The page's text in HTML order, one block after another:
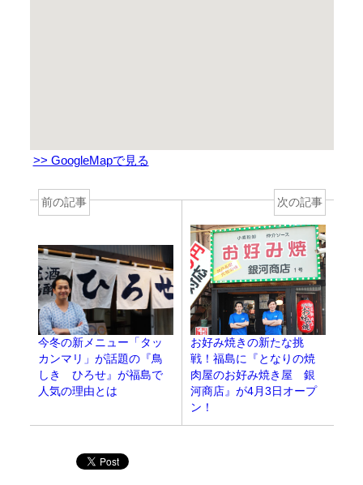
>> GoogleMapで見る
前の記事
今冬の新メニュー「タッ
カンマリ」が話題の『鳥
しき ひろせ』が福島で
人気の理由とは
次の記事
お好み焼きの新たな挑
戦！福島に『となりの焼
肉屋のお好み焼き屋 銀
河商店』が4月3日オープ
ン！